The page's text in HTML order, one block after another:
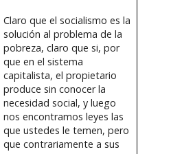
Claro que el socialismo es la
solución al problema de la
pobreza, claro que si, por
que en el sistema
capitalista, el propietario
produce sin conocer la
necesidad social, y luego
nos encontramos leyes las
que ustedes le temen, pero
que contrariamente a sus